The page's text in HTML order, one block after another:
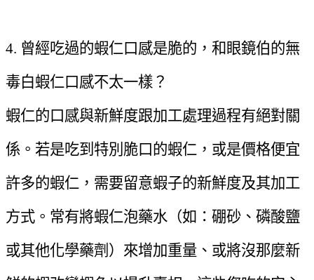
4. 曾經吃過的蝦仁口感是脆的，和眼鏡伯的無
毒白蝦仁口感不太一樣？
蝦仁的口感與新鮮度跟加工處理過程有絕對關
係。若是吃到特別脆口的蝦仁，或是價格便宜
許多的蝦仁，需要留意蝦子的新鮮度及其加工
方式。常有將蝦仁泡藥水（如：硼砂、磷酸鹽
或其他化學藥劑）來增加重量、或將沒那麼新